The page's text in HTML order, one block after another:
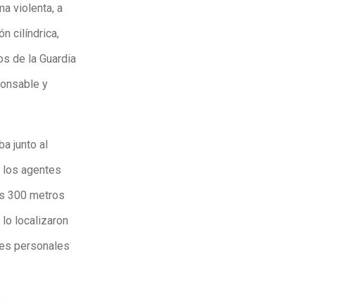
violenta, a
cilíndrica,
de la Guardia
y
junto al
los agentes
300 metros
lo localizaron
personales